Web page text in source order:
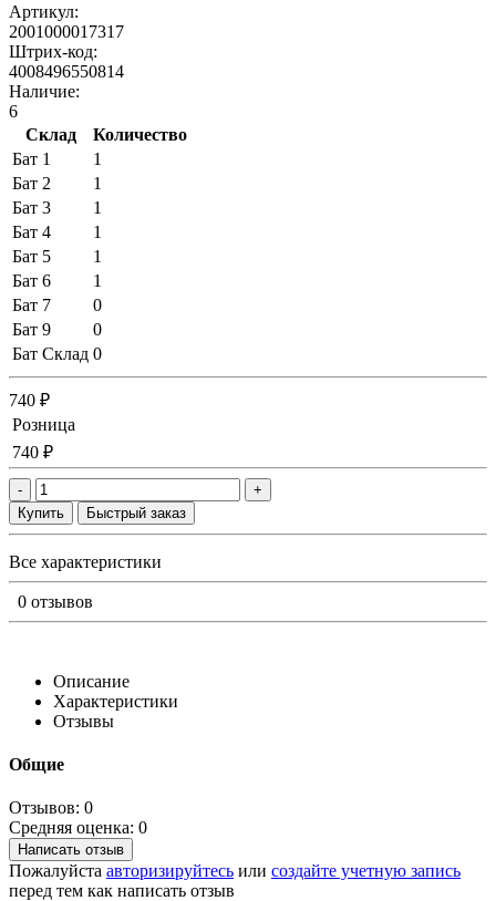
Артикул:
2001000017317
Штрих-код:
4008496550814
Наличие:
6
Склад
Количество
Бат 1
1
Бат 2
1
Бат 3
1
Бат 4
1
Бат 5
1
Бат 6
1
Бат 7
0
Бат 9
0
Бат Склад 0
740 ₽
Розница
740 ₽
-
+
Купить
Быстрый заказ
Все характеристики
0 отзывов
Описание
Характеристики
Отзывы
Общие
Отзывов: 0
Средняя оценка: 0
Написать отзыв
Пожалуйста авторизируйтесь или создайте учетную запись
перед тем как написать отзыв